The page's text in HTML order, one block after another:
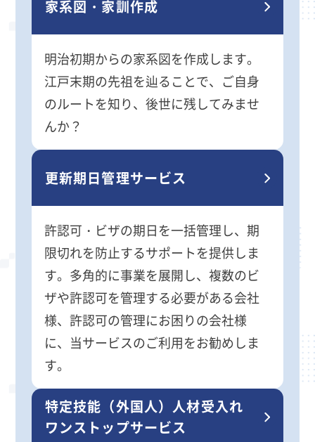
家系図・家訓作成
明治初期からの家系図を作成します。
江戸末期の先祖を辿ることで、ご自身
のルートを知り、後世に残してみませ
んか？
更新期日管理サービス
許認可・ビザの期日を一括管理し、期
限切れを防止するサポートを提供しま
す。多角的に事業を展開し、複数のビ
ザや許認可を管理する必要がある会社
様、許認可の管理にお困りの会社様
に、当サービスのご利用をお勧めしま
す。
特定技能（外国人）人材受入れ
ワンストップサービス